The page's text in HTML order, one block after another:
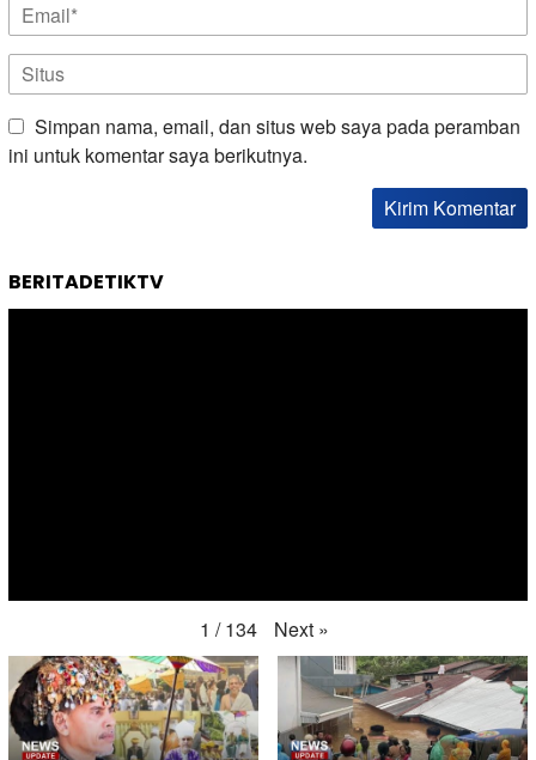
Simpan nama, email, dan situs web saya pada peramban
ini untuk komentar saya berikutnya.
BERITADETIKTV
1 / 134 Next »